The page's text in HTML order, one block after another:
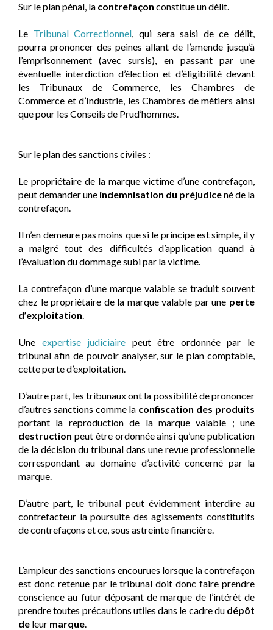
Sur le plan pénal, la contrefaçon constitue un délit.
Le Tribunal Correctionnel, qui sera saisi de ce délit,
pourra prononcer des peines allant de l’amende jusqu’à
l’emprisonnement (avec sursis), en passant par une
éventuelle interdiction d’élection et d’éligibilité devant
les Tribunaux de Commerce, les Chambres de
Commerce et d’Industrie, les Chambres de métiers ainsi
que pour les Conseils de Prud’hommes.
Sur le plan des sanctions civiles :
Le propriétaire de la marque victime d’une contrefaçon,
peut demander une indemnisation du préjudicené de la
contrefaçon.
Il n’en demeure pas moins que si le principe est simple, il y
a malgré tout des difficultés d’application quand à
l’évaluation du dommage subi par la victime.
La contrefaçon d’une marque valable se traduit souvent
chez le propriétaire de la marque valable par une perte
d’exploitation.
Une expertise judiciaire peut être ordonnée par le
tribunal afin de pouvoir analyser, sur le plan comptable,
cette perte d’exploitation.
D’autre part, les tribunaux ont la possibilité de prononcer
d’autres sanctions comme la confiscation des produits
portant la reproduction de la marque valable ; une
destruction peut être ordonnée ainsi qu’une publication
de la décision du tribunal dans une revue professionnelle
correspondant au domaine d’activité concerné par la
marque.
D’autre part, le tribunal peut évidemment interdire au
contrefacteur la poursuite des agissements constitutifs
de contrefaçons et ce, sous astreinte financière.
L’ampleur des sanctions encourues lorsque la contrefaçon
est donc retenue par le tribunal doit donc faire prendre
conscience au futur déposant de marque de l’intérêt de
prendre toutes précautions utiles dans le cadre du dépôt
de leur marque.